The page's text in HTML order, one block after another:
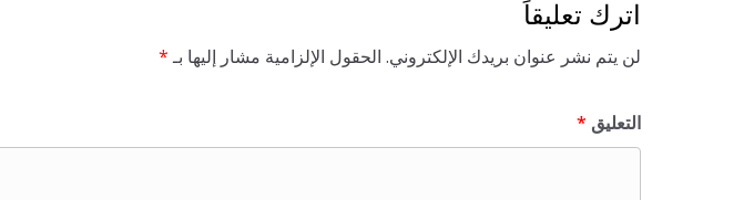
اترك تعليقاً
لن يتم نشر عنوان بريدك الإلكتروني. الحقول الإلزامية مشار إليها بـ*
التعليق *